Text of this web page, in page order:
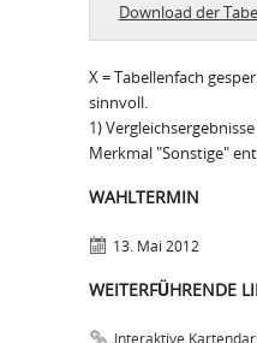
Download der
X = Tabellenfach
sinnvoll.
1)
Merkmal "Sonstige"
WAHLTERMIN
13. Mai 2012
WEITERFÜHRENDE
Interaktive